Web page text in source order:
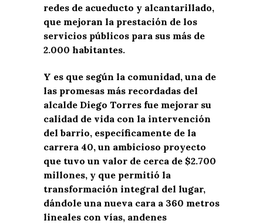
redes de acueducto y alcantarillado,
que mejoran la prestación de los
servicios públicos para sus más de
2.000 habitantes.
Y es que según la comunidad, una de
las promesas más recordadas del
alcalde Diego Torres fue mejorar su
calidad de vida con la intervención
del barrio, específicamente de la
carrera 40, un ambicioso proyecto
que tuvo un valor de cerca de $2.700
millones, y que permitió la
transformación integral del lugar,
dándole una nueva cara a 360 metros
lineales con vías, andenes